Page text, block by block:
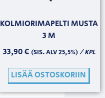
KOLMIORIMAPELTI MUSTA
3 M
33,90€ (SIS. ALV 25,5%)/ KPL
LISÄÄ OSTOSKORIIN